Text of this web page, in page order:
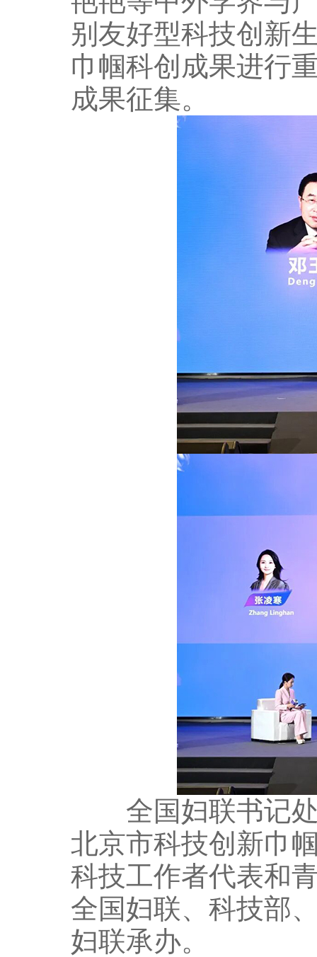
别友好型科技创新
巾帼科创成果进行
成果征集。
全国妇联书记处
北京市科技创新巾
科技工作者代表和
全国妇联、科技部
妇联承办。